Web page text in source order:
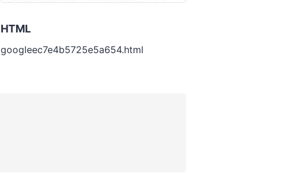
Sekolah
HTML
googleec7e4b5725e5a654.html